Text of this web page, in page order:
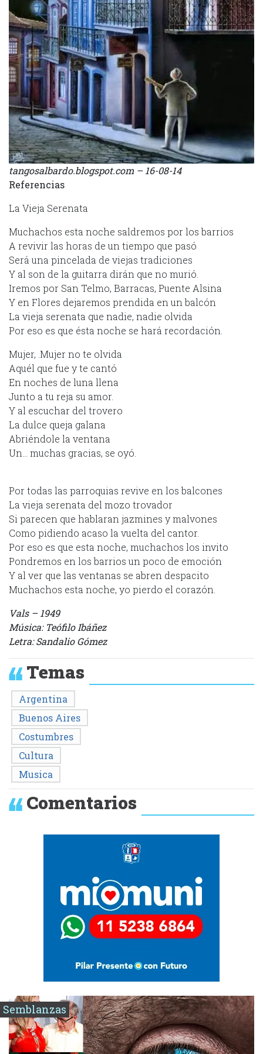
tangosalbardo.blogspot.com – 16-08-14
Referencias
La Vieja Serenata
Muchachos esta noche saldremos por los barrios
A revivir las horas de un tiempo que pasó
Será una pincelada de viejas tradiciones
Y al son de la guitarra dirán que no murió.
Iremos por San Telmo, Barracas, Puente Alsina
Y en Flores dejaremos prendida en un balcón
La vieja serenata que nadie, nadie olvida
Por eso es que ésta noche se hará recordación.
Mujer, .Mujer no te olvida
Aquél que fue y te cantó
En noches de luna llena
Junto a tu reja su amor.
Y al escuchar del trovero
La dulce queja galana
Abriéndole la ventana
Un… muchas gracias, se oyó.
Por todas las parroquias revive en los balcones
La vieja serenata del mozo trovador
Si parecen que hablaran jazmines y malvones
Como pidiendo acaso la vuelta del cantor.
Por eso es que esta noche, muchachos los invito
Pondremos en los barrios un poco de emoción
Y al ver que las ventanas se abren despacito
Muchachos esta noche, yo pierdo el corazón.
Vals – 1949
Música: Teófilo Ibáñez
Letra: Sandalio Gómez
Temas
Argentina
Buenos Aires
Costumbres
Cultura
Musica
Comentarios
Semblanzas